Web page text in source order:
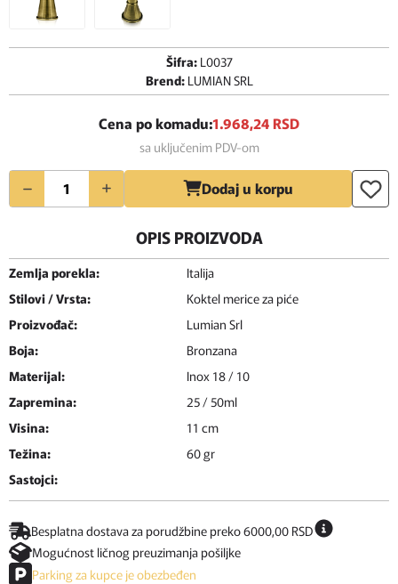
Šifra: L0037
Brend: LUMIAN SRL
Cena po komadu:1.968,24 RSD
sa uključenim PDV-om
Količina Dodaj u korpu
OPIS PROIZVODA
Zemlja porekla:
Italija
Stilovi / Vrsta:
Koktel merice za piće
Proizvođač:
Lumian Srl
Boja:
Bronzana
Materijal:
Inox 18 / 10
Zapremina:
25 / 50ml
Visina:
11 cm
Težina:
60 gr
Sastojci:
Besplatna dostava za porudžbine preko 6000,00 RSD
Mogućnost ličnog preuzimanja pošiljke
Parking za kupce je obezbeđen